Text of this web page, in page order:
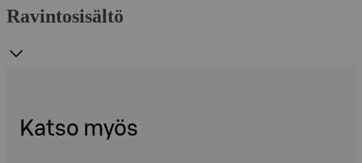
Ravintosisältö
Katso myös